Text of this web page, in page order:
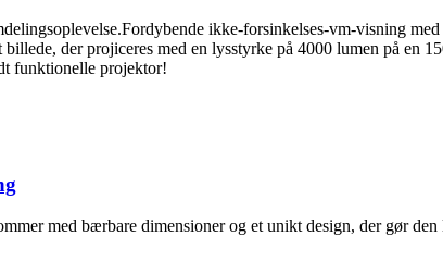
ikke-forsinkelses-vm-visning
der projiceres med en lysstyrke på 4000 lumen på en
funktionelle projektor!
med bærbare dimensioner og et unikt design, der gør den